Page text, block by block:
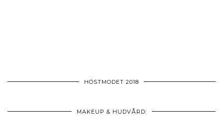
HÖSTMODET 2018
MAKEUP & HUDVÅRD: